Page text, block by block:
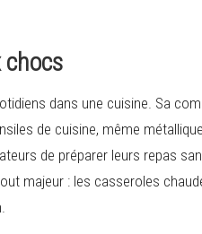
chocs
dans une cuisine. Sa
de cuisine, même
de préparer leurs repas
majeur : les casseroles